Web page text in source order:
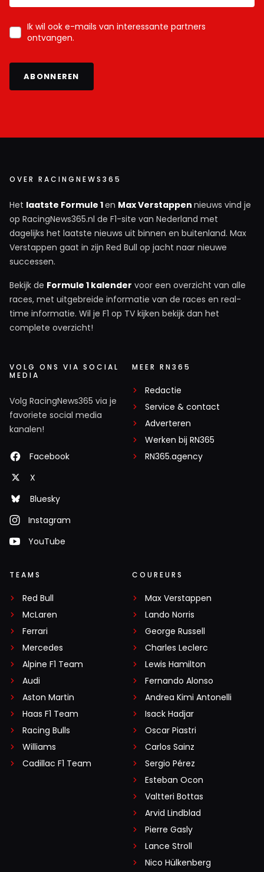
Ik wil ook e-mails van interessante partners
ontvangen.
ABONNEREN
OVER RACINGNEWS365
Het laatste Formule 1en Max Verstappen nieuws vind je
op RacingNews365.nl de F1-site van Nederland met
dagelijks het laatste nieuws uit binnen en buitenland. Max
Verstappen gaat in zijn Red Bull op jacht naar nieuwe
successen.
Bekijk de Formule 1 kalender voor een overzicht van alle
races, met uitgebreide informatie van de races en real-
time informatie. Wil je F1 op TV kijken bekijk dan het
complete overzicht!
VOLG ONS VIA SOCIAL
MEDIA
Volg RacingNews365 via je
favoriete social media
kanalen!
Facebook
X
Bluesky
Instagram
YouTube
MEER RN365
Redactie
Service & contact
Adverteren
Werken bij RN365
RN365.agency
TEAMS
Red Bull
McLaren
Ferrari
Mercedes
Alpine F1 Team
Audi
Aston Martin
Haas F1 Team
Racing Bulls
Williams
Cadillac F1 Team
COUREURS
Max Verstappen
Lando Norris
George Russell
Charles Leclerc
Lewis Hamilton
Fernando Alonso
Andrea Kimi Antonelli
Isack Hadjar
Oscar Piastri
Carlos Sainz
Sergio Pérez
Esteban Ocon
Valtteri Bottas
Arvid Lindblad
Pierre Gasly
Lance Stroll
Nico Hülkenberg